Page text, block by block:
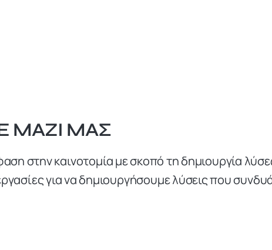
ΜΑΖΊ ΜΑΣ
στην καινοτομία με σκοπό τη δημιουργία
για να δημιουργήσουμε λύσεις που